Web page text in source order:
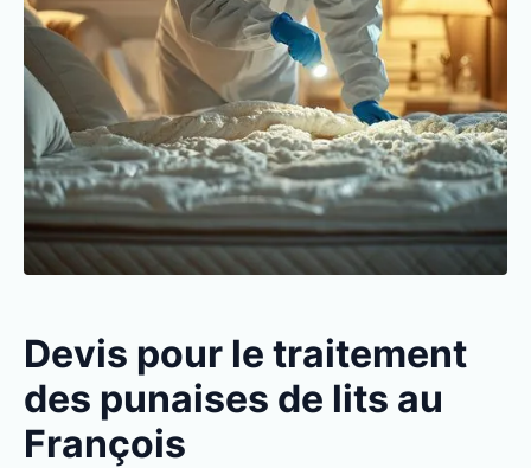
Devis pour le traitement
des punaises de lits au
François